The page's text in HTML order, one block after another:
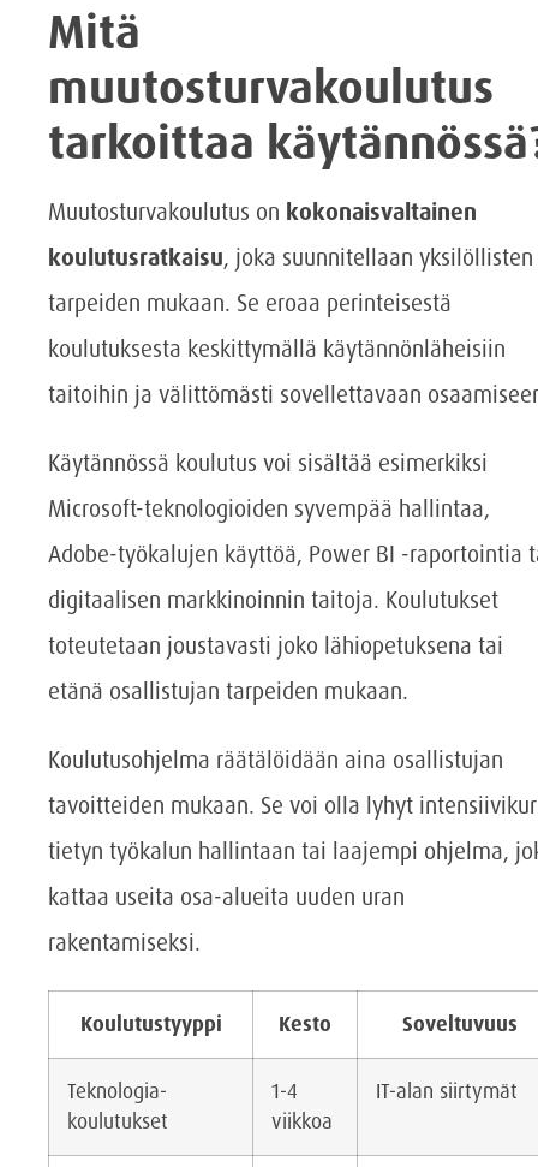
Mitä
muutosturvakoulutus
tarkoittaa
Muutosturvakoulutus on kokonaisvaltainen
koulutusratkaisu, joka suunnitellaan yksilöllisten
tarpeiden mukaan. Se eroaa perinteisestä
koulutuksesta keskittymällä käytännönläheisiin
taitoihin ja välittömästi sovellettavaan
Käytännössä koulutus voi sisältää esimerkiksi
Microsoft-teknologioiden syvempää hallintaa,
Adobe-työkalujen käyttöä, Power BI -raportointia
digitaalisen markkinoinnin taitoja. Koulutukset
toteutetaan joustavasti joko lähiopetuksena tai
etänä osallistujan tarpeiden mukaan.
Koulutusohjelma räätälöidään aina osallistujan
tavoitteiden mukaan. Se voi olla lyhyt
tietyn työkalun hallintaan tai laajempi ohjelma,
kattaa useita osa-alueita uuden uran
rakentamiseksi.
Koulutustyyppi Kesto Soveltuvuus
Teknologia-
koulutukset
1-4
viikkoa
IT-alan siirtymät